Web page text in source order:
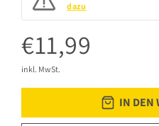
dazu
€11,99
inkl. MwSt.
IN DEN